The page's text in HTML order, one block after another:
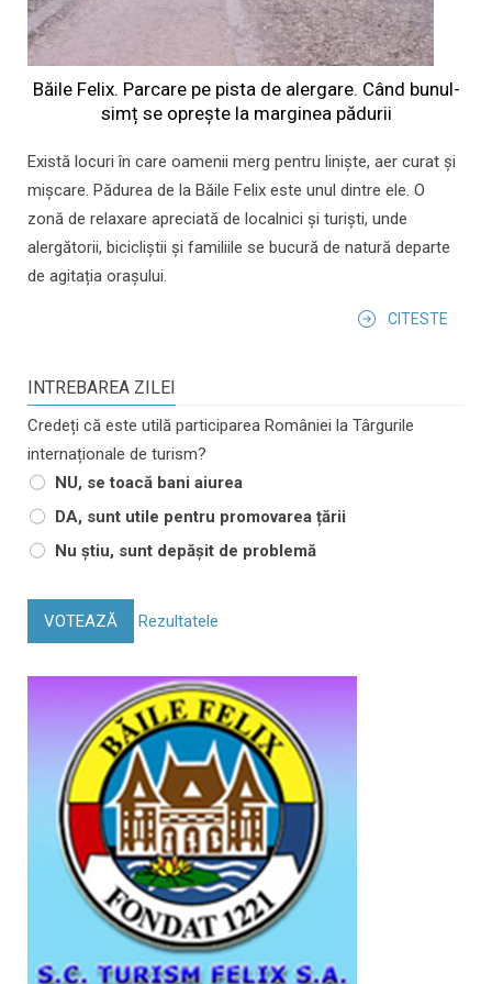
Băile Felix. Parcare pe pista de alergare. Când bunul-
simț se oprește la marginea pădurii
Există locuri în care oamenii merg pentru liniște, aer curat și
mișcare. Pădurea de la Băile Felix este unul dintre ele. O
zonă de relaxare apreciată de localnici și turiști, unde
alergătorii, bicicliștii și familiile se bucură de natură departe
de agitația orașului.
CITESTE
INTREBAREA ZILEI
Credeți că este utilă participarea României la Târgurile
internaționale de turism?
NU, se toacă bani aiurea
DA, sunt utile pentru promovarea țării
Nu știu, sunt depășit de problemă
VOTEAZĂ Rezultatele